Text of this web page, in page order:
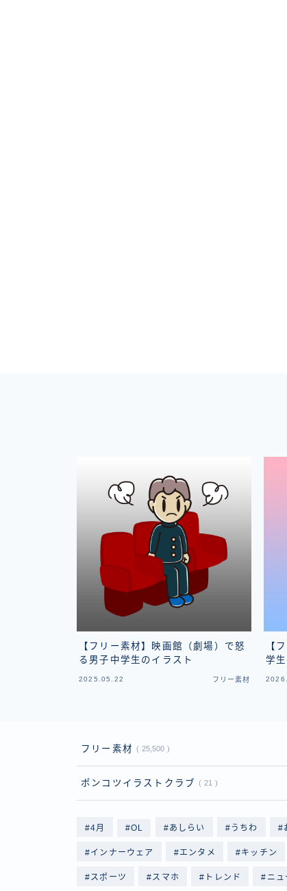
【フリー素材】映画館（劇場）で怒
る男子中学生のイラスト
2025.05.22 フリー素材
【
学
フリー素材 25,500
ポンコツイラストクラブ 21
4月 OL あしらい うちわ
インナーウェア エンタメ キッチン
スポーツ スマホ トレンド ニュ